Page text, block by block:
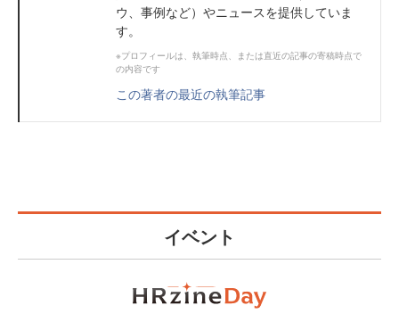
ウ、事例など）やニュースを提供していま
す。
※プロフィールは、執筆時点、または直近の記事の寄稿時点で
の内容です
この著者の最近の執筆記事
イベント